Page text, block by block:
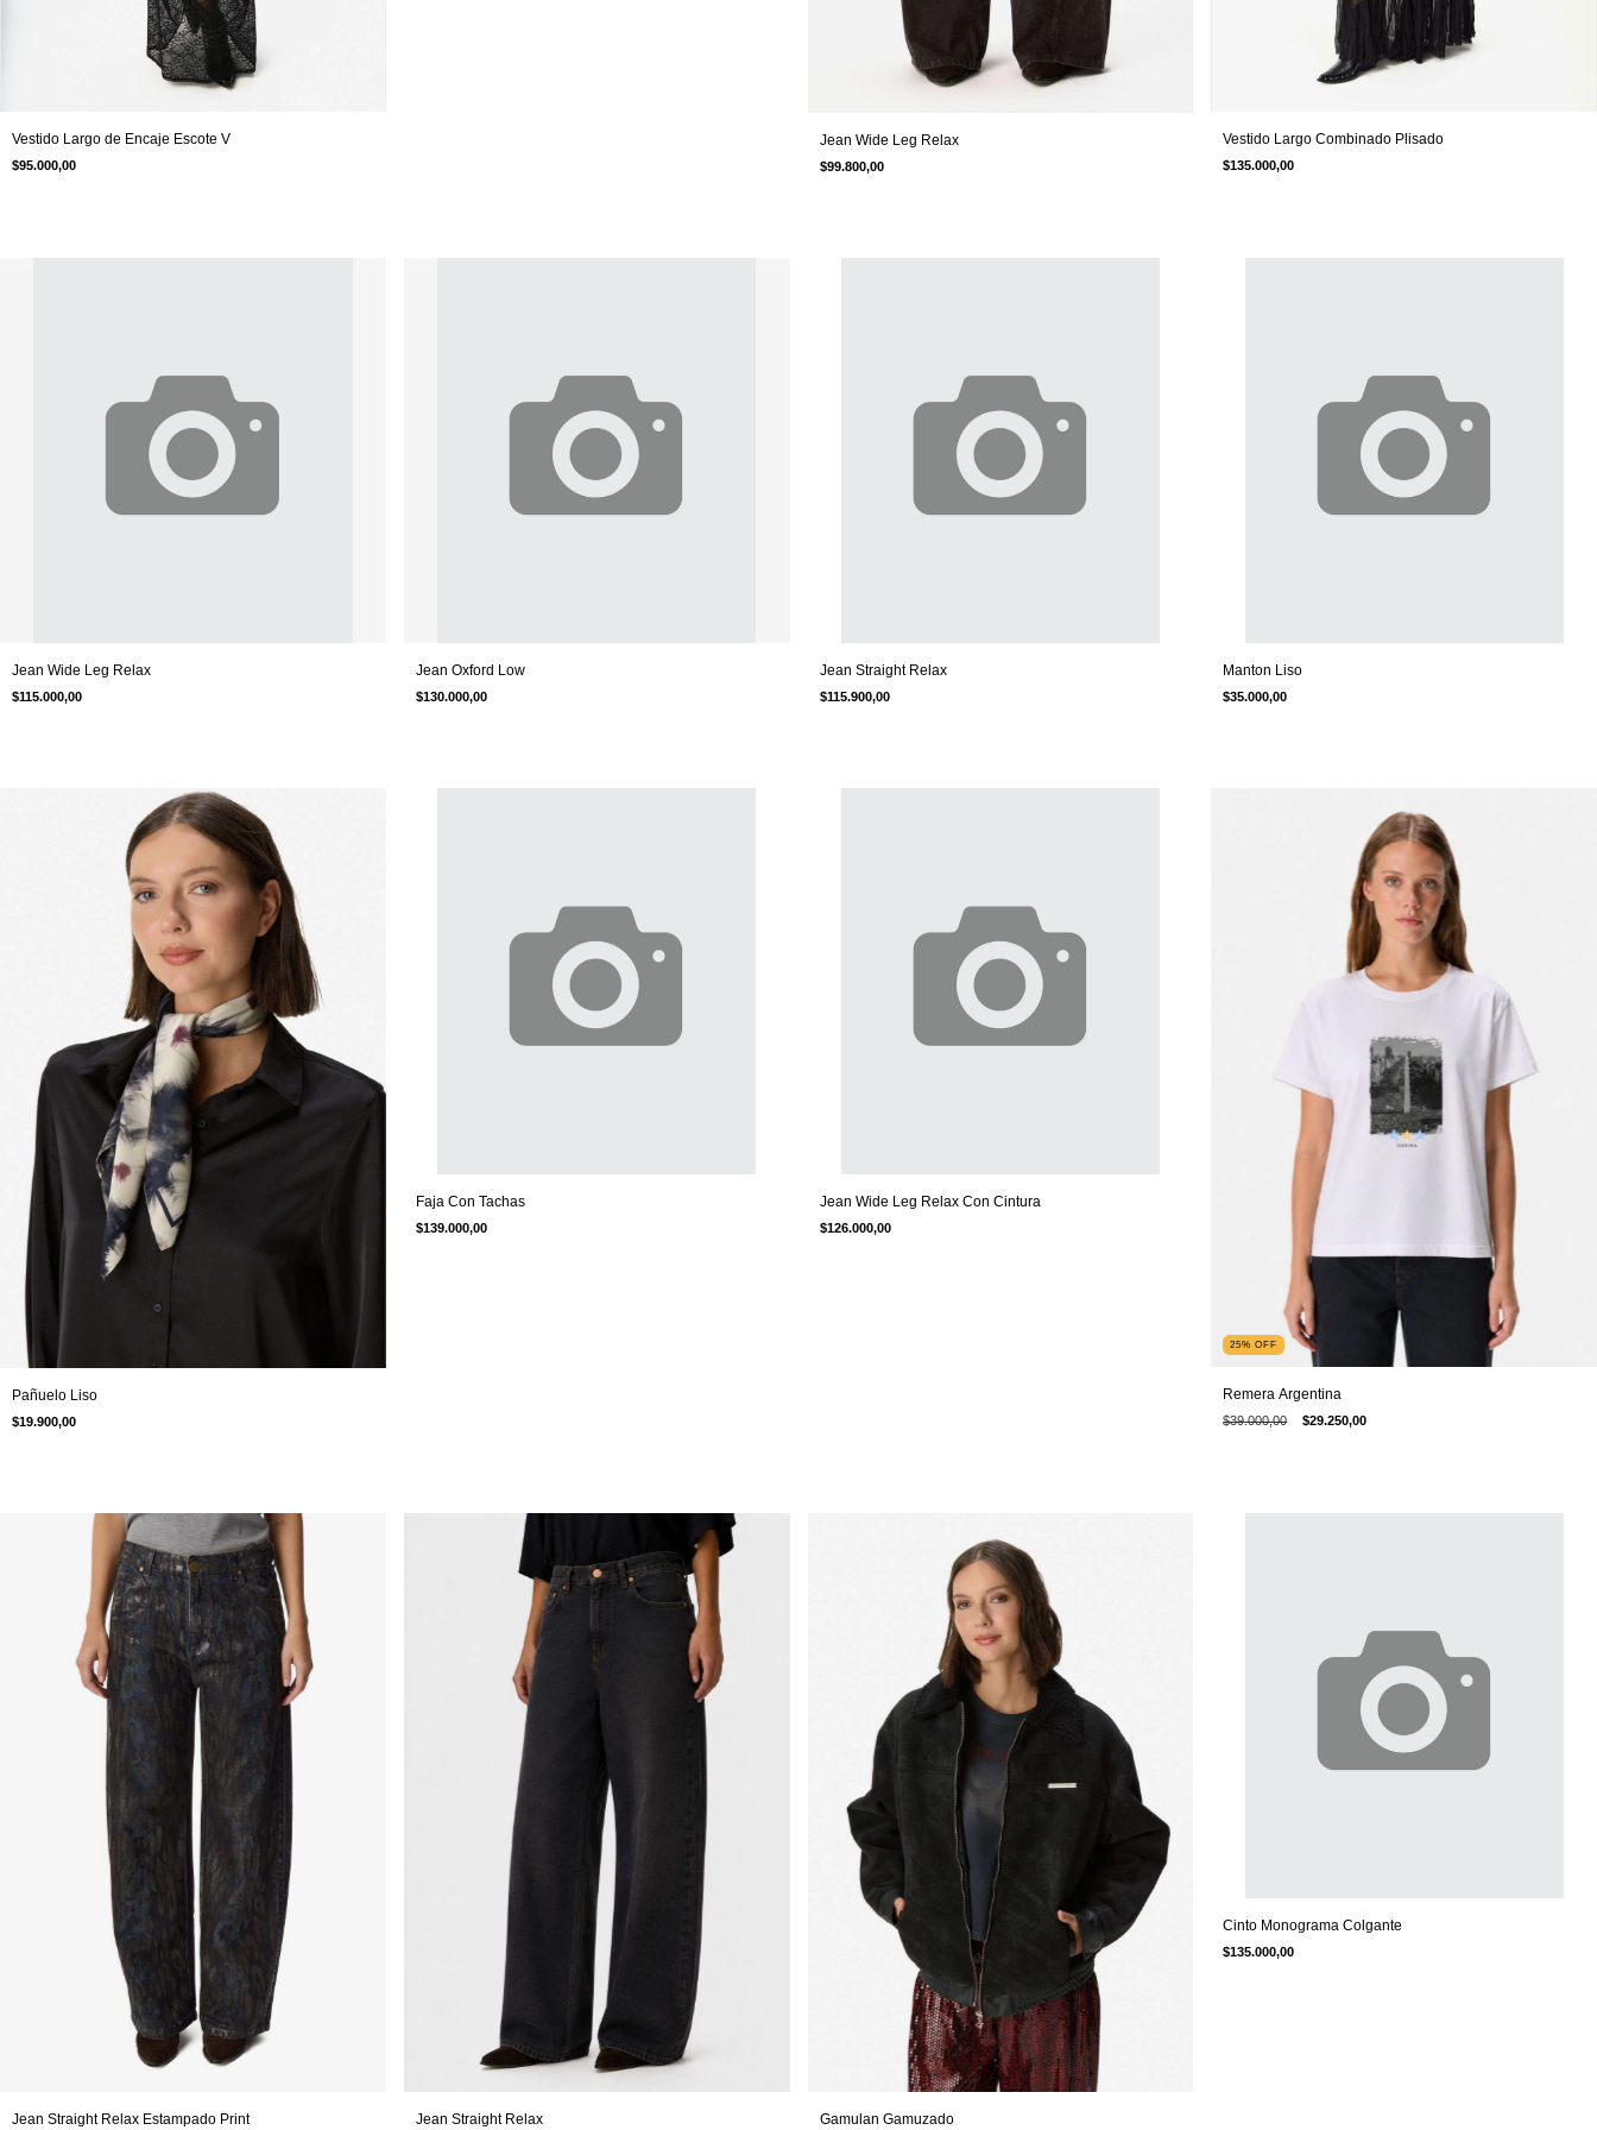
Vestido Largo de Encaje Escote V
$95.000,00
Jean Wide Leg Relax
$99.800,00
Vestido Largo Combinado Plisado
$135.000,00
Jean Wide Leg Relax
$115.000,00
Jean Oxford Low
$130.000,00
Jean Straight Relax
$115.900,00
Manton Liso
$35.000,00
Pañuelo Liso
$19.900,00
Faja Con Tachas
$139.000,00
Jean Wide Leg Relax Con Cintura
$126.000,00
25%OFF
Remera Argentina
$39.000,00 $29.250,00
Jean Straight Relax Estampado Print Jean Straight Relax Gamulan Gamuzado
Cinto Monograma Colgante
$135.000,00